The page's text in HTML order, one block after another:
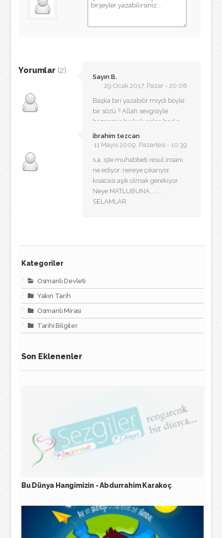
Yorumlar (2)
Sayın B.
29 Ocak 2017, Pazar - 20:08
Başka biri yazabilir miydi böyle
bir sözü ? Allah sevgisiyle
bezenmiş bir kulundan başka...
ibrahim tezcan
11 Mayıs 2009, Pazartesi - 10:39
s.a. işte muhabbeti resul insanı
ne ediyor. nereye çıkarıyor.
kısacası aşık olmak gerekiyor.
Neye MATLUBUNA........
SELAMLAR
Kategoriler
Osmanlı Devleti
Yakın Tarih
Osmanlı Mirası
Tarihi Bilgiler
Son Eklenenler
Bu Dünya Hangimizin - Abdurrahim Karakoç